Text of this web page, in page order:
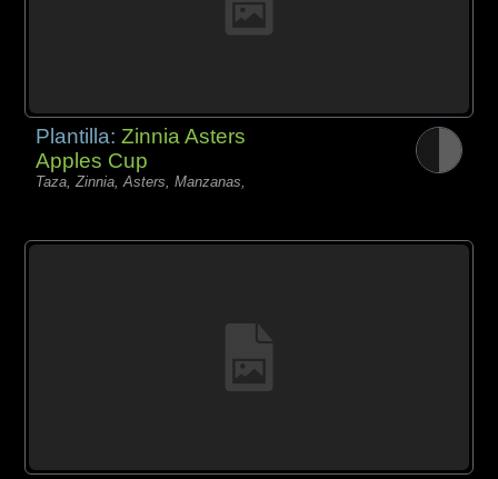
Plantilla:Zinnia Asters
Apples Cup
Taza, Zinnia, Asters, Manzanas,